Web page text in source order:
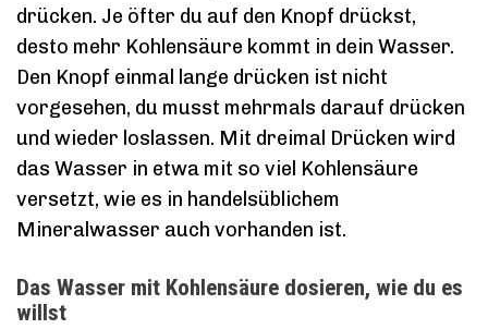
drücken. Je öfter du auf den Knopf drückst,
desto mehr Kohlensäure kommt in dein Wasser.
Den Knopf einmal lange drücken ist nicht
vorgesehen, du musst mehrmals darauf drücken
und wieder loslassen. Mit dreimal Drücken wird
das Wasser in etwa mit so viel Kohlensäure
versetzt, wie es in handelsüblichem
Mineralwasser auch vorhanden ist.
Das Wasser mit Kohlensäure dosieren, wie du es
willst